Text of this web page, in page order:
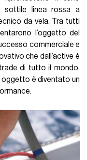
sottile linea rossa a
da vela. Tra tutti
l’oggetto del
commerciale e
che dall’active è
di tutto il mondo.
oggetto è diventato un